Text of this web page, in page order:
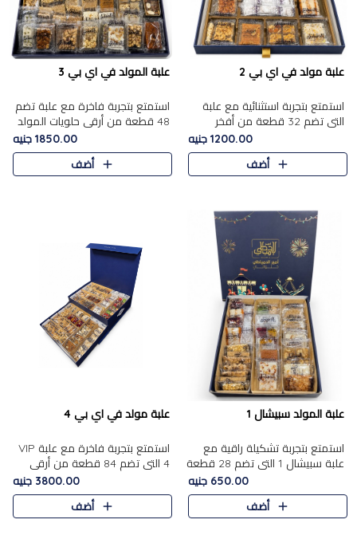
علبة مولد في اي بي 2
استمتع بتجربة استثنائية مع علبة
التي تضم 32 قطعة من أفخر
حلويات المولد الشرقية، في تشكيلة
تجمع بين الأصالة والاختيارات
الفاخرة. تحتوي العلبة..
1200.00 جنيه
أضف
علبة المولد في اي بي 3
استمتع بتجربة فاخرة مع علبة تضم
48 قطعة من أرقى حلويات المولد
الشرقية، في تشكيلة تجمع بين
الأصناف التقليدية الفاخرة والاختيارات
1850.00 جنيه
أضف
علبة المولد سبيشال 1
استمتع بتجربة تشكيلة راقية مع
علبة سبيشال 1 التي تضم 28 قطعة
من تشكيلة مختارة بعناية من أفخر
حلويات المولد المصرية الأصلية
الشرقية. تحتوي ال..
650.00 جنيه
أضف
علبة مولد في اي بي 4
استمتع بتجربة فاخرة مع علبة VIP
4 التي تضم 84 قطعة من أرقى
حلويات المولد الشرقية، في تشكيلة
غنية تجمع بين الحلويات التقليدية
والمكسرات الفاخرة. تحتوي العلبة
3800.00 جنيه
أضف